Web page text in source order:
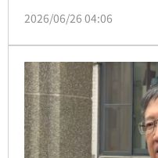
課」，隨後才改口中午
竹現在還有縣長嗎？」
2026/06/26 04:06